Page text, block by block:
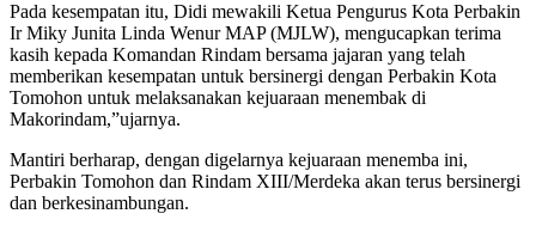
Pada kesempatan itu, Didi mewakili Ketua Pengurus Kota Perbakin
Ir Miky Junita Linda Wenur MAP (MJLW), mengucapkan terima
kasih kepada Komandan Rindam bersama jajaran yang telah
memberikan kesempatan untuk bersinergi dengan Perbakin Kota
Tomohon untuk melaksanakan kejuaraan menembak di
Makorindam,”ujarnya.
Mantiri berharap, dengan digelarnya kejuaraan menemba ini,
Perbakin Tomohon dan Rindam XIII/Merdeka akan terus bersinergi
dan berkesinambungan.